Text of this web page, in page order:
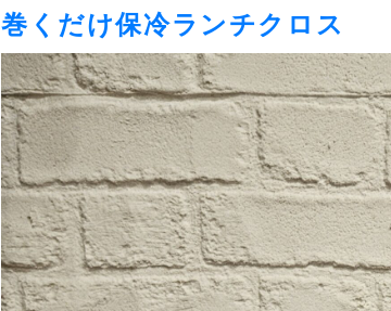
巻くだけ保冷ランチクロス